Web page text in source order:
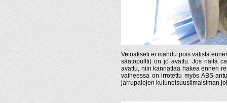
Vetoakseli ei mahdu pois välistä
säätöpultti) on jo avattu. Jos näitä
avattu, niin kannattaa hakea ennen
vaiheessa on irrotettu myös ABS-
jarrupalojen kuluneisuusilmaisiman